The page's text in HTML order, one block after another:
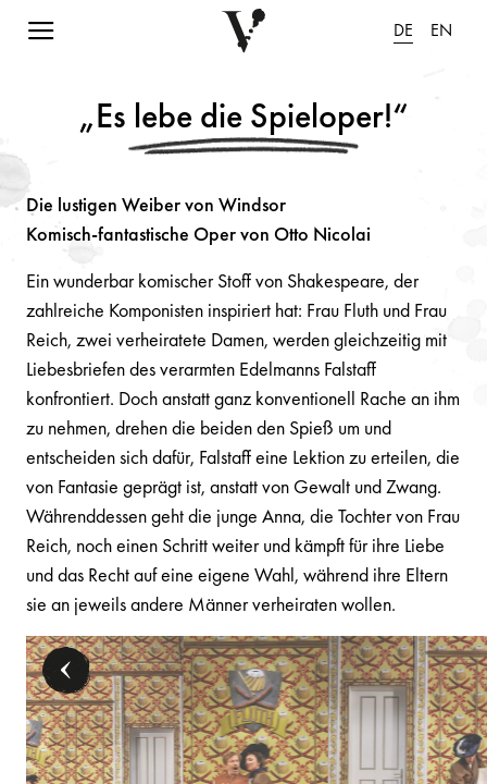
Navigation einblenden DE EN
„Es lebe die Spieloper!“
Die lustigen Weiber von Windsor
Komisch-fantastische Oper von Otto Nicolai
Ein wunderbar komischer Stoff von Shakespeare, der
zahlreiche Komponisten inspiriert hat: Frau Fluth und Frau
Reich, zwei verheiratete Damen, werden gleichzeitig mit
Liebesbriefen des verarmten Edelmanns Falstaff
konfrontiert. Doch anstatt ganz konventionell Rache an ihm
zu nehmen, drehen die beiden den Spieß um und
entscheiden sich dafür, Falstaff eine Lektion zu erteilen, die
von Fantasie geprägt ist, anstatt von Gewalt und Zwang.
Währenddessen geht die junge Anna, die Tochter von Frau
Reich, noch einen Schritt weiter und kämpft für ihre Liebe
und das Recht auf eine eigene Wahl, während ihre Eltern
sie an jeweils andere Männer verheiraten wollen.